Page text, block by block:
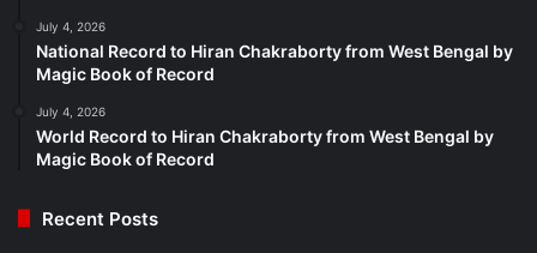
July 4, 2026
National Record to Hiran Chakraborty from West Bengal by
Magic Book of Record
July 4, 2026
World Record to Hiran Chakraborty from West Bengal by
Magic Book of Record
Recent Posts